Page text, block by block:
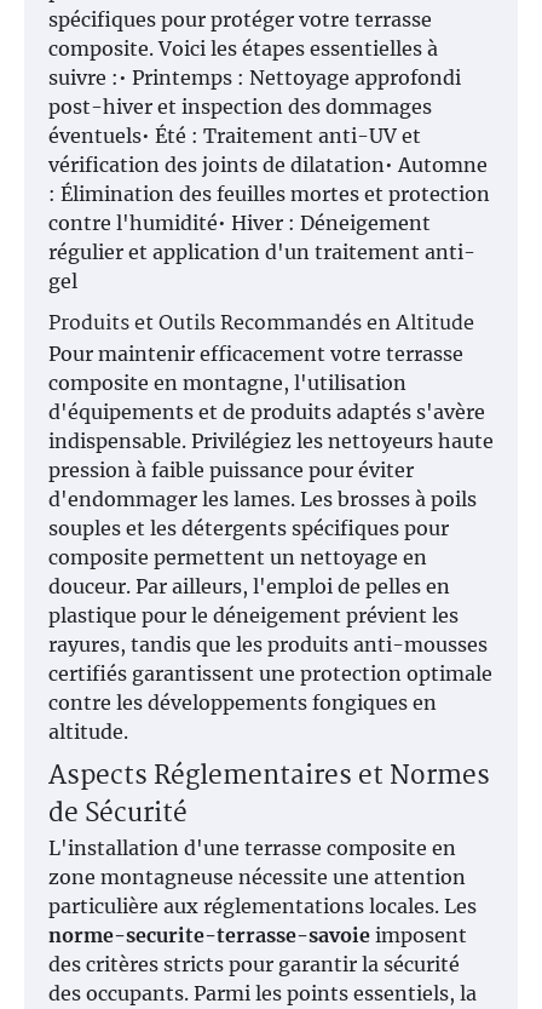
spécifiques pour protéger votre terrasse
composite. Voici les étapes essentielles à
suivre :• Printemps : Nettoyage approfondi
post-hiver et inspection des dommages
éventuels• Été : Traitement anti-UV et
vérification des joints de dilatation• Automne
: Élimination des feuilles mortes et protection
contre l'humidité• Hiver : Déneigement
régulier et application d'un traitement anti-
gel
Produits et Outils Recommandés en Altitude
Pour maintenir efficacement votre terrasse
composite en montagne, l'utilisation
d'équipements et de produits adaptés s'avère
indispensable. Privilégiez les nettoyeurs haute
pression à faible puissance pour éviter
d'endommager les lames. Les brosses à poils
souples et les détergents spécifiques pour
composite permettent un nettoyage en
douceur. Par ailleurs, l'emploi de pelles en
plastique pour le déneigement prévient les
rayures, tandis que les produits anti-mousses
certifiés garantissent une protection optimale
contre les développements fongiques en
altitude.
Aspects Réglementaires et Normes
de Sécurité
L'installation d'une terrasse composite en
zone montagneuse nécessite une attention
particulière aux réglementations locales. Les
norme-securite-terrasse-savoie imposent
des critères stricts pour garantir la sécurité
des occupants. Parmi les points essentiels, la